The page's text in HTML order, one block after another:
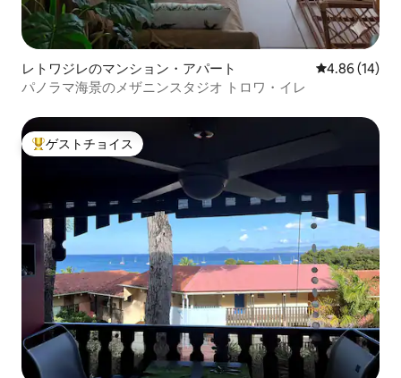
レトワジレのマンション・アパート レビュー14
4.86 (14)
パノラマ海景のメザニンスタジオ トロワ・イレ
大好評のゲストチョイスです。
ゲストチョイス